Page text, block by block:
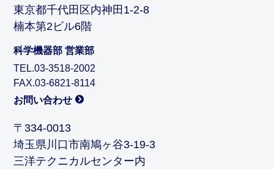
東京都千代田区内神田1-2-8
楠本第2ビル6階
科学機器部 営業部
TEL.03-3518-2002
FAX.03-6821-8114
お問い合わせ
〒334-0013
埼玉県川口市南鳩ヶ谷3-19-3
三洋テクニカルセンター内